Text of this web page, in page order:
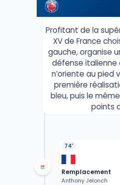
Profitant de la
XV de France
gauche, organise
défense italienne
n’oriente au pied
première
bleu, puis le
points
74'
Remplacement
Anthony Jelonch